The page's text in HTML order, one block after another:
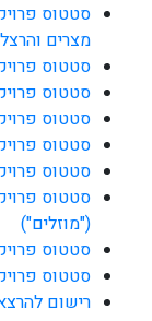
סטטוס
מצרים והרצל
סטטוס פרויקט
סטטוס
סטטוס
סטטוס פרויקט
סטטוס
סטטוס
("מוזלים")
סטטוס
סטטוס
רישום